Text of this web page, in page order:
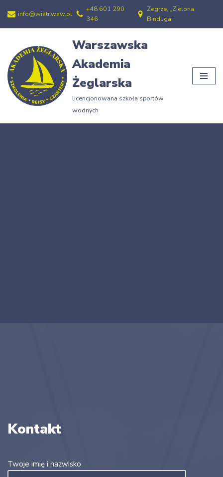
Przejdź
treści
info@wiatr.waw.pl
+48 601 290
346
Zegrze, „Zielona
Binduga”
Warszawska
Akademia
Żeglarska
licencjonowana szkoła sportów
wodnych
Kontakt
Twoje imię i nazwisko